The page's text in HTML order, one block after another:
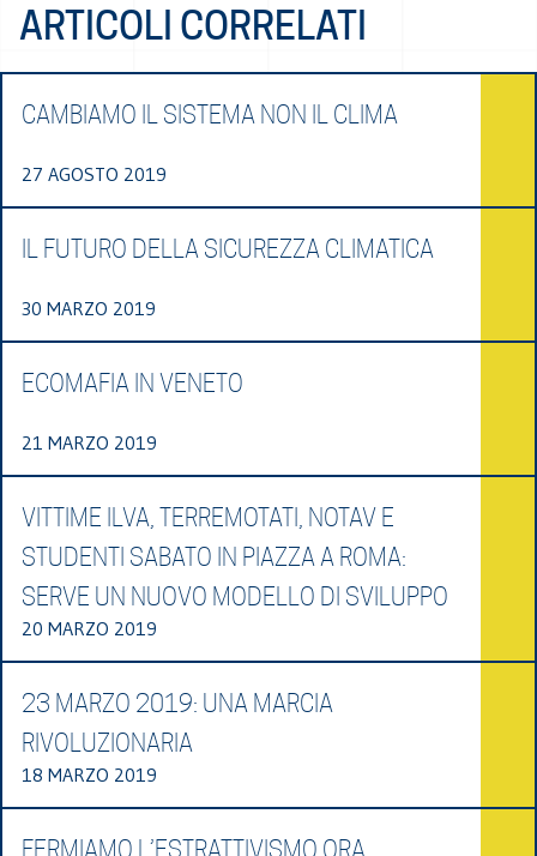
ARTICOLI CORRELATI
CAMBIAMO IL SISTEMA NON IL CLIMA
27 AGOSTO 2019
IL FUTURO DELLA SICUREZZA CLIMATICA
30 MARZO 2019
ECOMAFIA IN VENETO
21 MARZO 2019
VITTIME ILVA, TERREMOTATI, NOTAV E
STUDENTI SABATO IN PIAZZA A ROMA:
SERVE UN NUOVO MODELLO DI SVILUPPO
20 MARZO 2019
23 MARZO 2019: UNA MARCIA
RIVOLUZIONARIA
18 MARZO 2019
FERMIAMO L’ESTRATTIVISMO ORA